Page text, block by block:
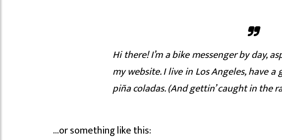
Hi there! I’m a bike messenger by day,
my website. I live in Los Angeles, have
piña coladas. (And gettin’ caught in the
…or something like this: